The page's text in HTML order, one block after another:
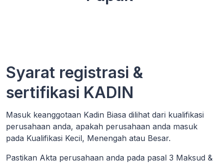
Syarat registrasi &
sertifikasi KADIN
Masuk keanggotaan Kadin Biasa dilihat dari kualifikasi
perusahaan anda, apakah perusahaan anda masuk
pada Kualifikasi Kecil, Menengah atau Besar.
Pastikan Akta perusahaan anda pada pasal 3 Maksud &